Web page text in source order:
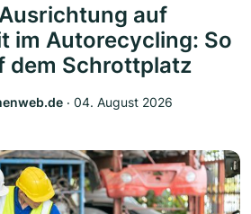
auf
im Autorecycling: So
dem Schrottplatz
‧ 04. August 2026